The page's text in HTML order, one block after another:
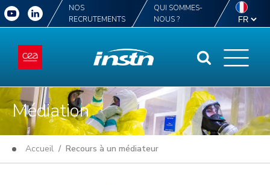
NOS
RECRUTEMENTS
QUI SOMMES-
NOUS ?
Médiation
Accueil / Recours à un médiateur